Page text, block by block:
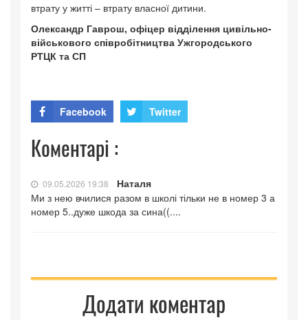
втрату у житті – втрату власної дитини.
Олександр Гаврош, офіцер відділення цивільно-
військового співробітництва Ужгородського
РТЦК та СП
Facebook Twitter
Коментарі :
09.05.2026 19:38
Наталя
Ми з нею вчилися разом в школі тільки не в номер 3 а
номер 5..дуже шкода за сина((....
Додати коментар